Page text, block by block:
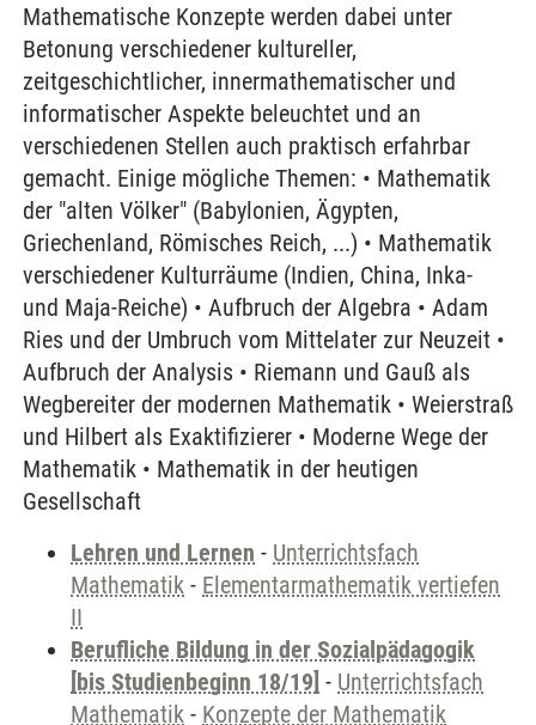
Mathematische Konzepte werden dabei unter
Betonung verschiedener kultureller,
zeitgeschichtlicher, innermathematischer und
informatischer Aspekte beleuchtet und an
verschiedenen Stellen auch praktisch erfahrbar
gemacht. Einige mögliche Themen: • Mathematik
der "alten Völker" (Babylonien, Ägypten,
Griechenland, Römisches Reich, ...) • Mathematik
verschiedener Kulturräume (Indien, China, Inka-
und Maja-Reiche) • Aufbruch der Algebra • Adam
Ries und der Umbruch vom Mittelater zur Neuzeit •
Aufbruch der Analysis • Riemann und Gauß als
Wegbereiter der modernen Mathematik • Weierstraß
und Hilbert als Exaktifizierer • Moderne Wege der
Mathematik • Mathematik in der heutigen
Gesellschaft
Lehren und Lernen - Unterrichtsfach
Mathematik - Elementarmathematik vertiefen
II
Berufliche Bildung in der Sozialpädagogik
[bis Studienbeginn 18/19] - Unterrichtsfach
Mathematik - Konzepte der Mathematik